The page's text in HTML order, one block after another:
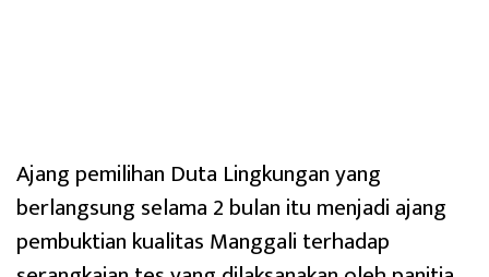
Ajang pemilihan Duta Lingkungan yang
berlangsung selama 2 bulan itu menjadi ajang
pembuktian kualitas Manggali terhadap